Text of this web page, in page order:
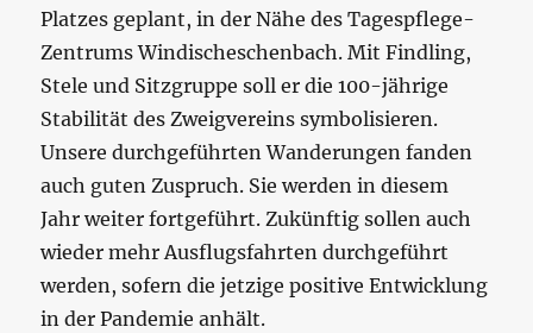
Platzes geplant, in der Nähe des Tagespflege-
Zentrums Windischeschenbach. Mit Findling,
Stele und Sitzgruppe soll er die 100-jährige
Stabilität des Zweigvereins symbolisieren.
Unsere durchgeführten Wanderungen fanden
auch guten Zuspruch. Sie werden in diesem
Jahr weiter fortgeführt. Zukünftig sollen auch
wieder mehr Ausflugsfahrten durchgeführt
werden, sofern die jetzige positive Entwicklung
in der Pandemie anhält.